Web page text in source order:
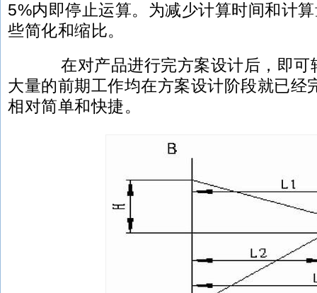
5%内即停止运算。为减少计算时间和计
些简化和缩比。
在对产品进行完方案设计后，即可
大量的前期工作均在方案设计阶段就已经
相对简单和快捷。